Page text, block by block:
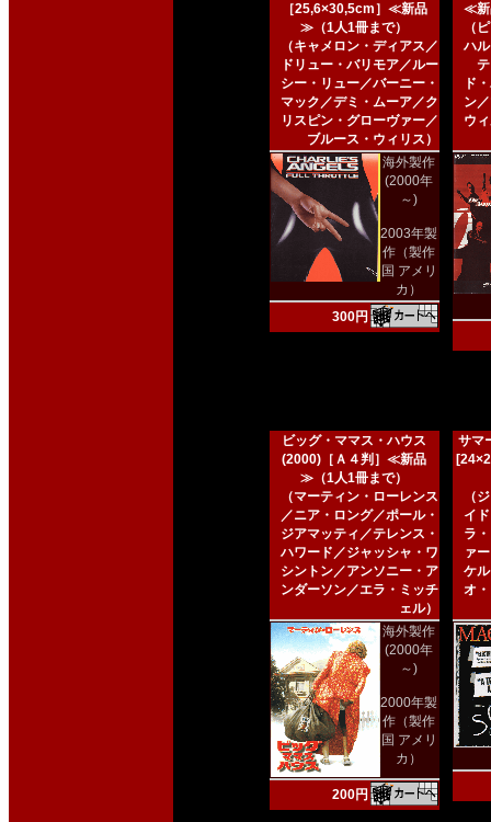
［25,6×30,5cm］≪新品
≫（1人1冊まで）
（キャメロン・ディアス／
ドリュー・バリモア／ルー
シー・リュー／バーニー・
マック／デミ・ムーア／ク
リスピン・グローヴァー／
ブルース・ウィリス）
海外製作
(2000年
～)
2003年製
作（製作
国 アメリ
カ）
300円
≪新
（
ハ
ド
ン
ウ
ビッグ・ママス・ハウス
(2000)［Ａ４判］≪新品
≫（1人1冊まで）
（マーティン・ローレンス
／ニア・ロング／ポール・
ジアマッティ／テレンス・
ハワード／ジャッシャ・ワ
シントン／アンソニー・ア
ンダーソン／エラ・ミッチ
ェル）
海外製作
(2000年
～)
2000年製
作（製作
国 アメリ
カ）
200円
サマ
（
イ
ラ
ァ
ケ
オ